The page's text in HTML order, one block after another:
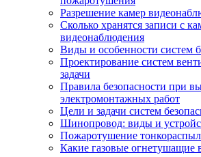
Разрешение камер
Сколько хранятся записи с
видеонаблюдения
Виды и особенности систем
Проектирование систем
задачи
Правила безопасности при
электромонтажных работ
Цели и задачи систем
Шинопровод: виды и
Пожаротушение
Какие газовые огнетушащие